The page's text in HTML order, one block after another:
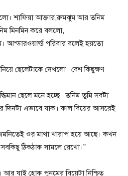
শাফিয়া আক্তার,রুমঝুম আর তনিম
মিনমিন করে বললো,
আন্ডারওয়ার্ল্ড পরিবার বলেই হয়তো
ছেলেটাকে দেখলো। বেশ কিছুক্ষণ
ছেলে মনে হচ্ছে। তনিম তুমি সবটা
এভাবে যাক। কাল বিয়ের আসরেই
ওর মাথা খারাপ হয়ে আছে। কখন
ঠিকঠাক সামলে রেখো।”
আর যাই হোক পুনমের বিয়েটা নিশ্চিত